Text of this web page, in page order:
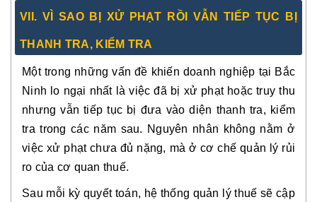
VII. VÌ SAO BỊ XỬ PHẠT RỒI VẪN TIẾP TỤC BỊ
THANH TRA, KIỂM TRA
Một trong những vấn đề khiến doanh nghiệp tại Bắc
Ninh lo ngại nhất là việcđã bị xử phạt hoặc truy thu
nhưng vẫn tiếp tục bị đưa vào diện thanh tra, kiểm
tra trong các năm sau. Nguyên nhân không nằm ở
việc xử phạt chưa đủ nặng, mà ở cơ chế quản lý rủi
ro của cơ quan thuế.
Sau mỗi kỳ quyết toán, hệ thống quản lý thuế sẽ cập